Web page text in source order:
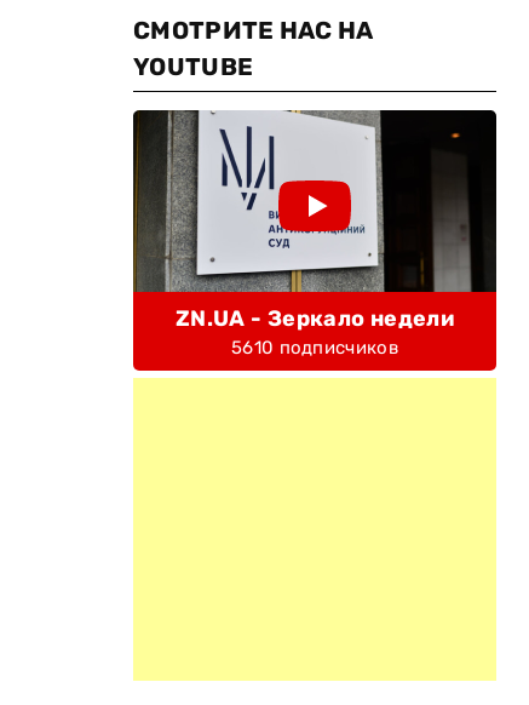
СМОТРИТЕ НАС НА
YOUTUBE
ZN.UA - Зеркало недели
5610 подписчиков